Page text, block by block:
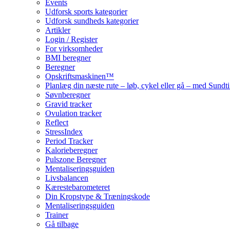
Events
Udforsk sports kategorier
Udforsk sundheds kategorier
Artikler
Login / Register
For virksomheder
BMI beregner
Beregner
Opskriftsmaskinen™
Planlæg din næste rute – løb, cykel eller gå – med
Søvnberegner
Gravid tracker
Ovulation tracker
Reflect
StressIndex
Period Tracker
Kalorieberegner
Pulszone Beregner
Mentaliseringsguiden
Livsbalancen
Kærestebarometeret
Din Kropstype & Træningskode
Mentaliseringsguiden
Trainer
Gå tilbage